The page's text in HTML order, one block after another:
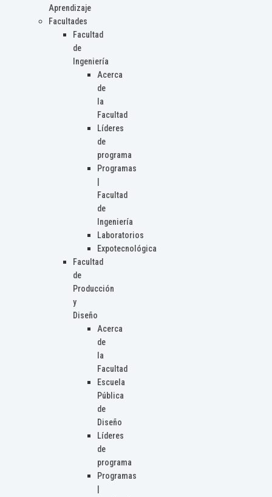
Aprendizaje
Facultades
Facultad
de
Ingeniería
Acerca
de
la
Facultad
Líderes
de
programa
Programas
Facultad
de
Ingeniería
Laboratorios
Expotecnológica
Facultad
de
Producción
y
Diseño
Acerca
de
la
Facultad
Escuela
Pública
de
Diseño
Líderes
de
programa
Programas